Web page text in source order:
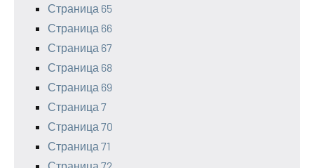
Страница 65
Страница 66
Страница 67
Страница 68
Страница 69
Страница 7
Страница 70
Страница 71